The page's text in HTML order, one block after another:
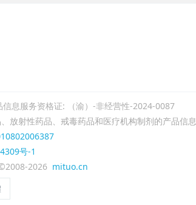
息服务资格证: （渝）-非经营性-2024-0087
放射性药品、戒毒药品和医疗机构制剂的产品信息
号-1
2026 mituo.cn